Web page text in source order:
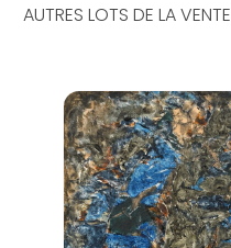
AUTRES LOTS DE LA VENTE